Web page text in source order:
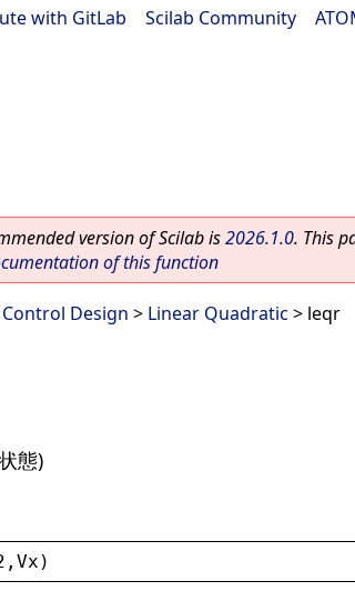
with GitLab Scilab Community
version of Scilab is2026.1.0. This
of this function
Control Design > Linear Quadratic > leqr
態)
, Vx )